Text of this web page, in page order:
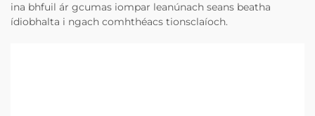
ina bhfuil ár gcumas iompar leanúnach seans beatha
ídiobhalta i ngach comhthéacs tionsclaíoch.